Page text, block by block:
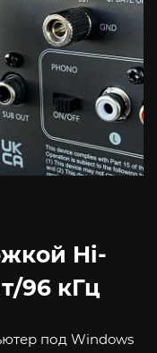
Hi-
96 кГц
под Windows